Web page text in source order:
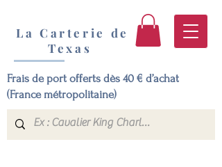
La Carterie de
Texas
Frais de port offerts dès 40 € d’achat
(France métropolitaine)